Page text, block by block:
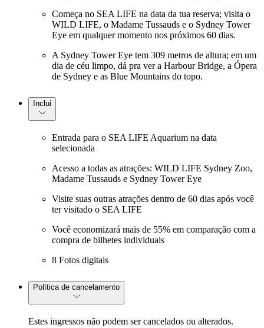
Começa no SEA LIFE na data da tua reserva; visita o
WILD LIFE, o Madame Tussauds e o Sydney Tower
Eye em qualquer momento nos próximos 60 dias.
A Sydney Tower Eye tem 309 metros de altura; em um
dia de céu limpo, dá pra ver a Harbour Bridge, a Ópera
de Sydney e as Blue Mountains do topo.
Inclui
Entrada para o SEA LIFE Aquarium na data
selecionada
Acesso a todas as atrações: WILD LIFE Sydney Zoo,
Madame Tussauds e Sydney Tower Eye
Visite suas outras atrações dentro de 60 dias após você
ter visitado o SEA LIFE
Você economizará mais de 55% em comparação com a
compra de bilhetes individuais
8 Fotos digitais
Política de cancelamento
Estes ingressos não podem ser cancelados ou alterados.